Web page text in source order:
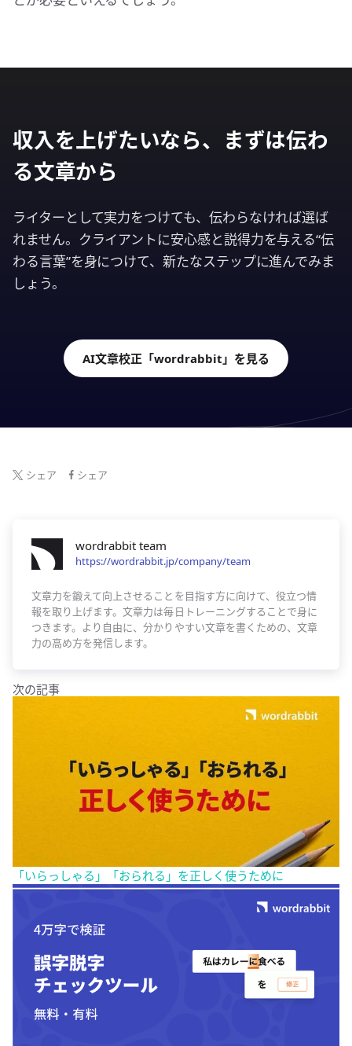
収入を上げたいなら、まずは伝わ
る文章から
ライターとして実力をつけても、伝わらなければ選ば
れません。クライアントに安心感と説得力を与える“伝
わる言葉”を身につけて、新たなステップに進んでみま
しょう。
AI文章校正「wordrabbit」を見る
シェア シェア
wordrabbit team
https://wordrabbit.jp/company/team
文章力を鍛えて向上させることを目指す方に向けて、役立つ情
報を取り上げます。文章力は毎日トレーニングすることで身に
つきます。より自由に、分かりやすい文章を書くための、文章
力の高め方を発信します。
次の記事
「いらっしゃる」「おられる」を正しく使うために